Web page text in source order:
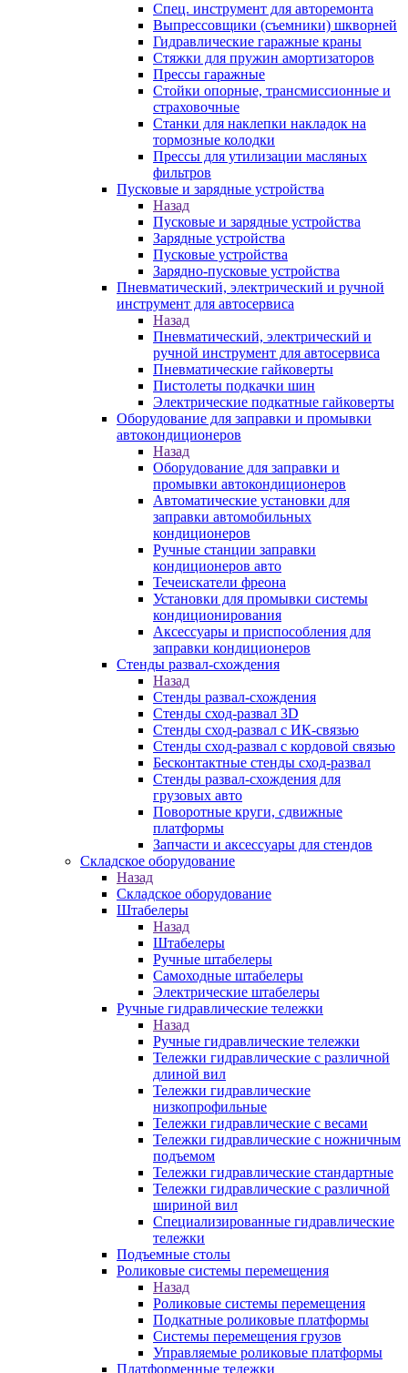
Спец. инструмент для авторемонта
Выпрессовщики (съемники) шкворней
Гидравлические гаражные краны
Стяжки для пружин амортизаторов
Прессы гаражные
Стойки опорные, трансмиссионные и
страховочные
Станки для наклепки накладок на
тормозные колодки
Прессы для утилизации масляных
фильтров
Пусковые и зарядные устройства
Назад
Пусковые и зарядные устройства
Зарядные устройства
Пусковые устройства
Зарядно-пусковые устройства
Пневматический, электрический и ручной
инструмент для автосервиса
Назад
Пневматический, электрический и
ручной инструмент для автосервиса
Пневматические гайковерты
Пистолеты подкачки шин
Электрические подкатные гайковерты
Оборудование для заправки и промывки
автокондиционеров
Назад
Оборудование для заправки и
промывки автокондиционеров
Автоматические установки для
заправки автомобильных
кондиционеров
Ручные станции заправки
кондиционеров авто
Течеискатели фреона
Установки для промывки системы
кондиционирования
Аксессуары и приспособления для
заправки кондиционеров
Стенды развал-схождения
Назад
Стенды развал-схождения
Стенды сход-развал 3D
Стенды сход-развал с ИК-связью
Стенды сход-развал с кордовой связью
Бесконтактные стенды сход-развал
Стенды развал-схождения для
грузовых авто
Поворотные круги, сдвижные
платформы
Запчасти и аксессуары для стендов
Складское оборудование
Назад
Складское оборудование
Штабелеры
Назад
Штабелеры
Ручные штабелеры
Самоходные штабелеры
Электрические штабелеры
Ручные гидравлические тележки
Назад
Ручные гидравлические тележки
Тележки гидравлические с различной
длиной вил
Тележки гидравлические
низкопрофильные
Тележки гидравлические с весами
Тележки гидравлические с ножничным
подъемом
Тележки гидравлические стандартные
Тележки гидравлические с различной
шириной вил
Специализированные гидравлические
тележки
Подъемные столы
Роликовые системы перемещения
Назад
Роликовые системы перемещения
Подкатные роликовые платформы
Системы перемещения грузов
Управляемые роликовые платформы
Платформенные тележки